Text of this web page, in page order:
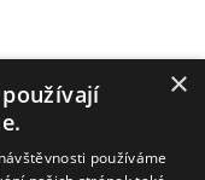
×
používáme